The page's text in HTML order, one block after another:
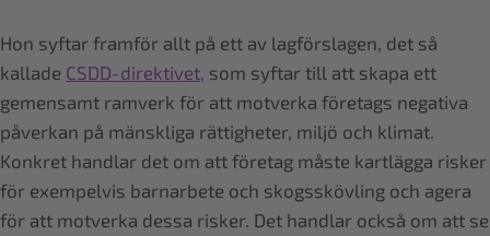
Hon syftar framför allt på ett av lagförslagen, det så
kallade CSDD-direktivet, som syftar till att skapa ett
gemensamt ramverk för att motverka företags negativa
påverkan på mänskliga rättigheter, miljö och klimat.
Konkret handlar det om att företag måste kartlägga risker
för exempelvis barnarbete och skogsskövling och agera
för att motverka dessa risker. Det handlar också om att se